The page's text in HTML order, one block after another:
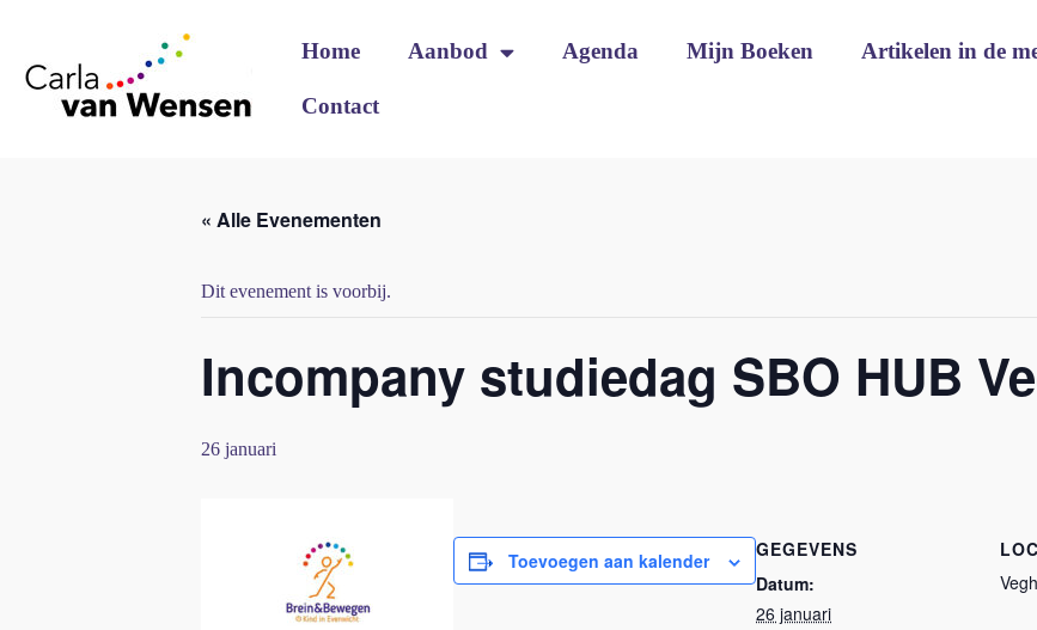
Home Aanbod Agenda Mijn Boeken Artikelen in de
Contact
« Alle Evenementen
Dit evenement is voorbij.
Incompany studiedag SBO HUB
26 januari
Toevoegen aan kalender
GEGEVENS
Datum:
26 januari